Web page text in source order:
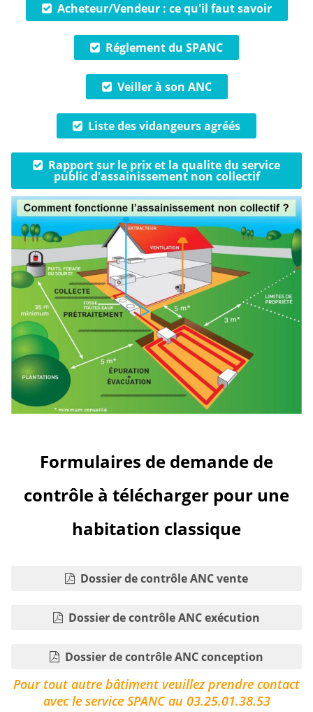
Acheteur/Vendeur : ce qu'il faut savoir
Réglement du SPANC
Veiller à son ANC
Liste des vidangeurs agréés
Rapport sur le prix et la qualite du service
public d'assainissement non collectif
Formulaires de demande de
contrôle à télécharger pour une
habitation classique
Dossier de contrôle ANC vente
Dossier de contrôle ANC exécution
Dossier de contrôle ANC conception
Pour tout autre bâtiment veuillez prendre contact
avec le service SPANC au 03.25.01.38.53